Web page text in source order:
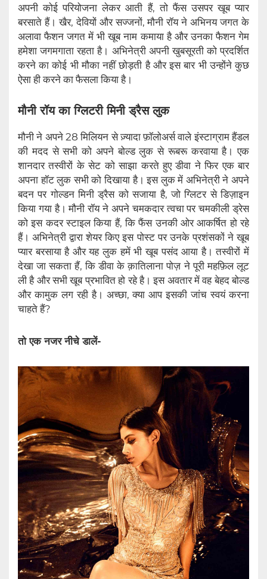
अपनी कोई परियोजना लेकर आती हैं, तो फैंस उसपर खूब प्यार
बरसाते हैं। खैर, देवियों और सज्जनों, मौनी रॉय ने अभिनय जगत के
अलावा फैशन जगत में भी खूब नाम कमाया है और उनका फैशन गेम
हमेशा जगमगाता रहता है। अभिनेत्री अपनी खुबसूरती को प्रदर्शित
करने का कोई भी मौका नहीं छोड़ती है और इस बार भी उन्होंने कुछ
ऐसा ही करने का फैसला किया है।
मौनी रॉय का ग्लिटरी मिनी ड्रैस लुक
मौनी ने अपने 28 मिलियन से ज़्यादा फ़ॉलोअर्स वाले इंस्टाग्राम हैंडल
की मदद से सभी को अपने बोल्ड लुक से रूबरू करवाया है। एक
शानदार तस्वीरों के सेट को साझा करते हुए डीवा ने फिर एक बार
अपना हॉट लुक सभी को दिखाया है। इस लुक में अभिनेत्री ने अपने
बदन पर गोल्डन मिनी ड्रैस को सजाया है, जो ग्लिटर से डिज़ाइन
किया गया है। मौनी रॉय ने अपने चमकदार त्वचा पर चमकीली ड्रेस
को इस कदर स्टाइल किया हैं, कि फैंस उनकी ओर आकर्षित हो रहे
हैं। अभिनेत्री द्वारा शेयर किए इस पोस्ट पर उनके प्रशंसकों ने खूब
प्यार बरसाया है और यह लुक हमें भी खूब पसंद आया है। तस्वीरों में
देखा जा सकता हैं, कि डीवा के क़ातिलाना पोज़ ने पूरी महफ़िल लूट
ली है और सभी खूब प्रभावित हो रहे है। इस अवतार में वह बेहद बोल्ड
और कामुक लग रही है। अच्छा, क्या आप इसकी जांच स्वयं करना
चाहते हैं?
तो एक नजर नीचे डालें-